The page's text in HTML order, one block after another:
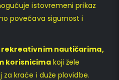
istovremeni prikaz
povećava sigurnost i
rekreativnim nautičarima,
korisnicimakoji žele
kraće i duže plovidbe.